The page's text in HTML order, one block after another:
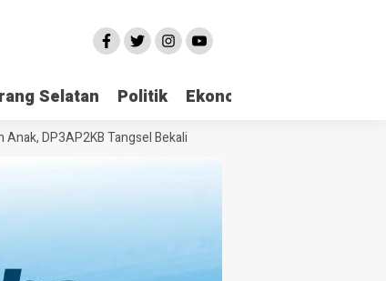
Selatan Politik Ekonomi
DP3AP2KB Tangsel Bekali Masyarakat Manajemen Stres dan